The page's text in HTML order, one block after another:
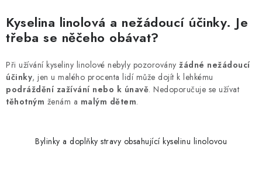
Kyselina linolová a nežádoucí účinky. Je
třeba se něčeho obávat?
Při užívání kyseliny linolové nebyly pozorovány žádné nežádoucí
účinky, jen u malého procenta lidí může dojít k lehkému
podráždění zažívání nebo k únavě. Nedoporučuje se užívat
těhotným ženám a malým dětem.
Bylinky a doplňky stravy obsahující kyselinu linolovou